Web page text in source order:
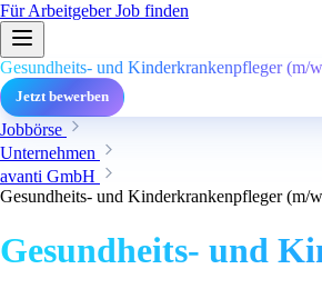
Für ArbeitgeberJob finden
Gesundheits- und Kinderkrankenpfleger (m/
Jetzt bewerben
Jobbörse
Unternehmen
avanti GmbH
Gesundheits- und Kinderkrankenpfleger (m/
Gesundheits- und